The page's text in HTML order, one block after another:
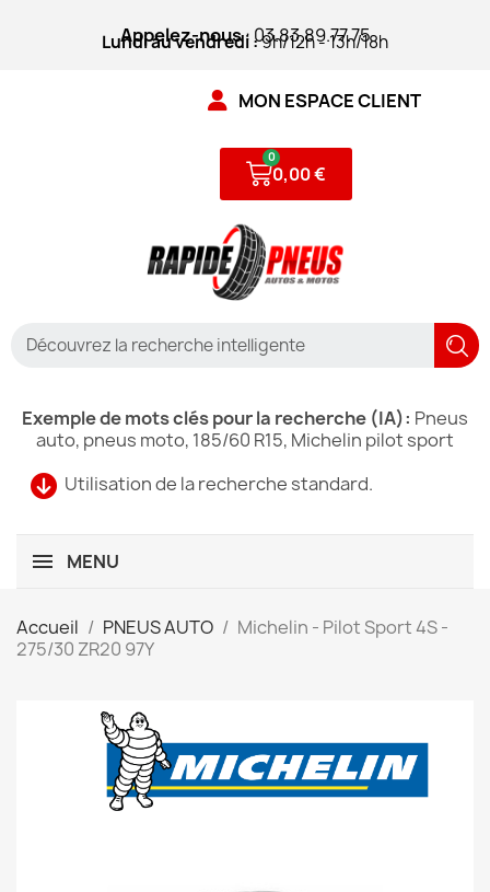
Appelez-nous: 03.83.89.77.75
Lundi au vendredi :9h/12h - 13h/18h
MON ESPACE CLIENT
0,00 €
Utilisation de la recherche standard.
Exemple de mots clés pour la recherche (IA): Pneus
auto, pneus moto, 185/60 R15, Michelin pilot sport
MENU
Accueil PNEUS AUTO
Michelin - Pilot Sport 4S -
275/30 ZR20 97Y